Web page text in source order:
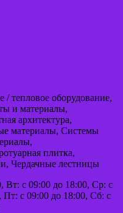
/ тепловое оборудование,
и материалы,
архитектура,
материалы, Системы
плитка,
Чердачные лестницы
Вт: с 09:00 до 18:00, Ср: с
Пт: с 09:00 до 18:00, Сб: с